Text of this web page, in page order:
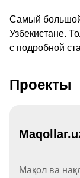
Самый большой
Узбекистане.
с подробной
Проекты
Мақол ва